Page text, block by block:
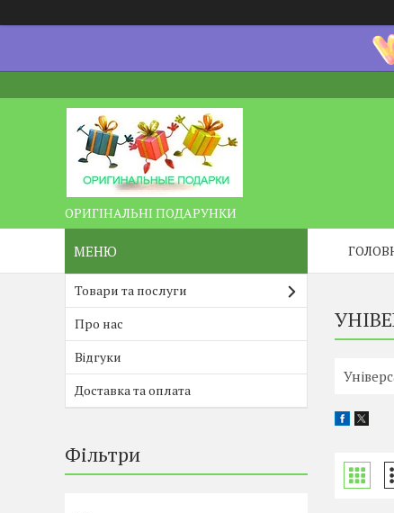
ОРИГІНАЛЬНІ ПОДАРУНКИ
Товари та послуги
Про нас
Відгуки
Доставка та оплата
Фільтри